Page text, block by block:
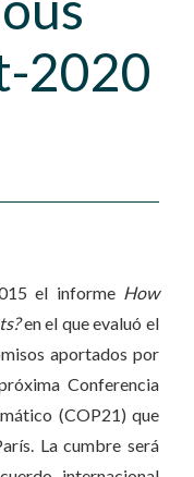
2020
el informe How
en el que evaluó el
aportados por
Conferencia
(COP21) que
La cumbre será